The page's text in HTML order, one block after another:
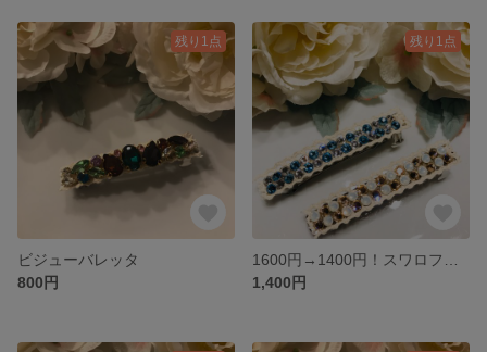
残り1点
ビジューバレッタ
800円
残り1点
1,400円